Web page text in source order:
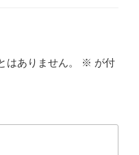
はありません。 ※ が付